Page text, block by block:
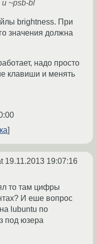
~psb-bl
brightness. При
значения должна
надо просто
клавиши и менять
19.11.2013 19:07:16
то там цифры
И еше вопрос
lubuntu по
под юзера